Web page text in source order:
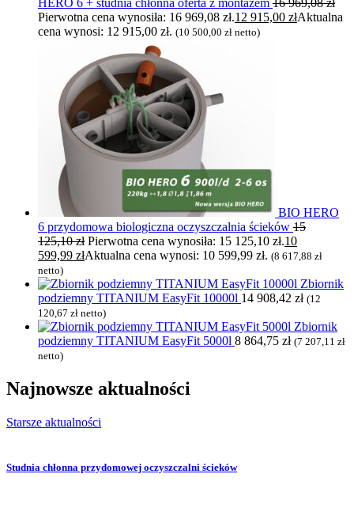
HERO 6 + studnia chłonna oferta z montażem 16 969,08zł
Pierwotna cena wynosiła: 16 969,08 zł.12 915,00 złAktualna
cena wynosi: 12 915,00 zł. (10 500,00 zł netto)
BIO HERO
6 przydomowa biologiczna oczyszczalnia ścieków 15
125,10zł Pierwotna cena wynosiła: 15 125,10 zł.10
599,99 złAktualna cena wynosi: 10 599,99 zł. (8 617,88 zł
netto)
Zbiornik
podziemny TITANIUM EasyFit 10000l 14 908,42 zł (12
120,67 zł netto)
Zbiornik
podziemny TITANIUM EasyFit 5000l 8 864,75 zł (7 207,11 zł
netto)
Najnowsze aktualności
Starsze aktualności
Studnia chłonna przydomowej oczyszczalni ścieków